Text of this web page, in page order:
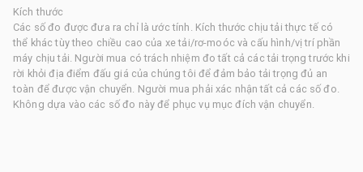
Kích thước
Các số đo được đưa ra chỉ là ước tính. Kích thước chịu tải thực tế có
thể khác tùy theo chiều cao của xe tải/rơ-moóc và cấu hình/vị trí phần
máy chịu tải. Người mua có trách nhiệm đo tất cả các tải trọng trước khi
rời khỏi địa điểm đấu giá của chúng tôi để đảm bảo tải trọng đủ an
toàn để được vận chuyển. Người mua phải xác nhận tất cả các số đo.
Không dựa vào các số đo này để phục vụ mục đích vận chuyển.